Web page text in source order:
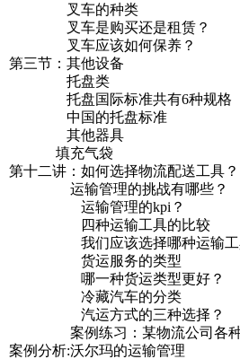
叉车的种类
叉车是购买还是租赁？
叉车应该如何保养？
第三节：其他设备
托盘类
托盘国际标准共有6种规格
中国的托盘标准
其他器具
填充气袋
第十二讲：如何选择物流配送工具？
运输管理的挑战有哪些？
运输管理的kpi？
四种运输工具的比较
我们应该选择哪种运输工
货运服务的类型
哪一种货运类型更好？
冷藏汽车的分类
汽运方式的三种选
案例练习：某物流公司各种
案例分析:沃尔玛的运输管理